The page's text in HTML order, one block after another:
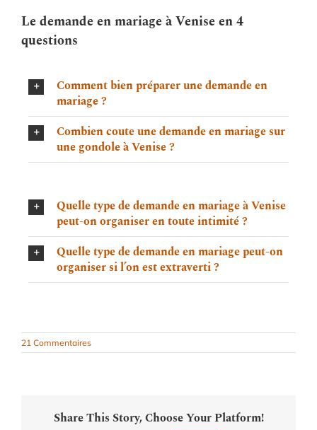
Le demande en mariage à Venise en 4
questions
Comment bien préparer une demande en
mariage ?
Combien coute une demande en mariage sur
une gondole à Venise ?
Quelle type de demande en mariage à Venise
peut-on organiser en toute intimité ?
Quelle type de demande en mariage peut-on
organiser si l’on est extraverti ?
21 Commentaires
Share This Story, Choose Your Platform!